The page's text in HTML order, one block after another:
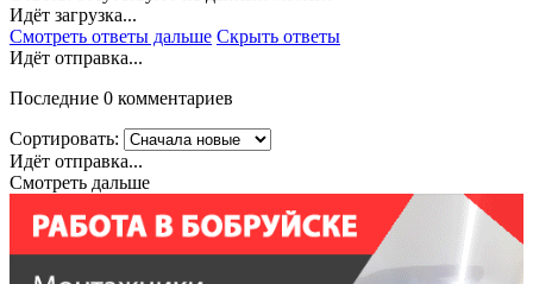
Идёт загрузка...
Смотреть ответы дальше Скрыть ответы
Идёт отправка...
Последние 0 комментариев
Сортировать:
Идёт отправка...
Смотреть дальше